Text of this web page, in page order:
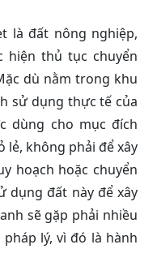
là đất nông nghiệp,
hiện thủ tục chuyển
dù nằm trong khu
sử dụng thực tế của
dùng cho mục đích
không phải để xây
hoạch hoặc chuyển
dụng đất này để xây
sẽ gặp phải nhiều
lý, vì đó là hành